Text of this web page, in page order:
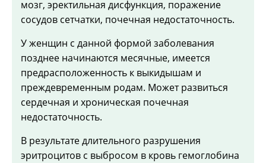
мозг, эректильная дисфункция, поражение
сосудов сетчатки, почечная недостаточность.
У женщин с данной формой заболевания
позднее начинаются месячные, имеется
предрасположенность к выкидышам и
преждевременным родам. Может развиться
сердечная и хроническая почечная
недостаточность.
В результате длительного разрушения
эритроцитов с выбросом в кровь гемоглобина